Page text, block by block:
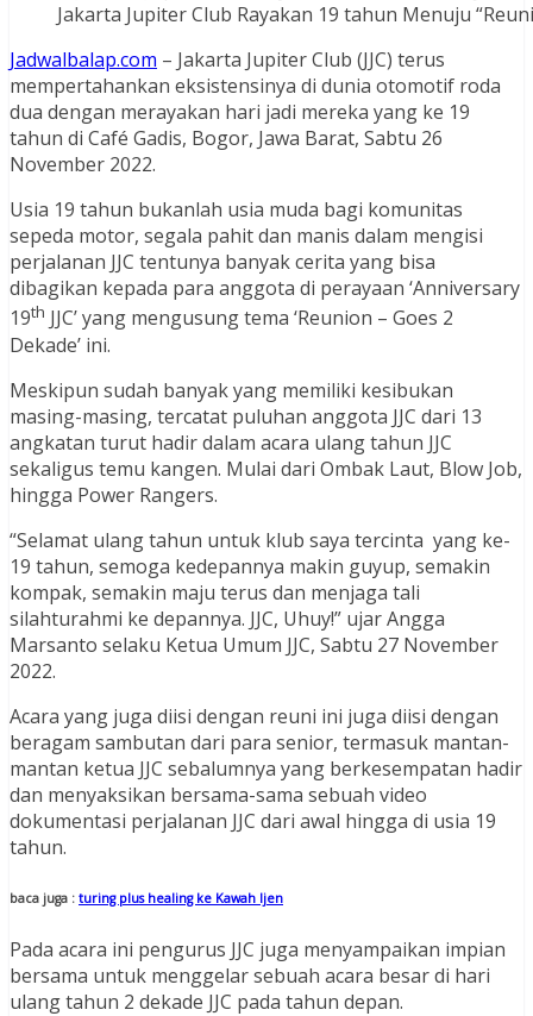
Jakarta Jupiter Club Rayakan 19 tahun Menuju
Jadwalbalap.com – Jakarta Jupiter Club (JJC) terus
mempertahankan eksistensinya di dunia otomotif roda
dua dengan merayakan hari jadi mereka yang ke 19
tahun di Café Gadis, Bogor, Jawa Barat, Sabtu 26
November 2022.
Usia 19 tahun bukanlah usia muda bagi komunitas
sepeda motor, segala pahit dan manis dalam mengisi
perjalanan JJC tentunya banyak cerita yang bisa
dibagikan kepada para anggota di perayaan ‘Anniversary
19th JJC’ yang mengusung tema ‘Reunion – Goes 2
Dekade’ ini.
Meskipun sudah banyak yang memiliki kesibukan
masing-masing, tercatat puluhan anggota JJC dari 13
angkatan turut hadir dalam acara ulang tahun JJC
sekaligus temu kangen. Mulai dari Ombak Laut, Blow Job,
hingga Power Rangers.
“Selamat ulang tahun untuk klub saya tercinta yang ke-
19 tahun, semoga kedepannya makin guyup, semakin
kompak, semakin maju terus dan menjaga tali
silahturahmi ke depannya. JJC, Uhuy!” ujar Angga
Marsanto selaku Ketua Umum JJC, Sabtu 27 November
2022.
Acara yang juga diisi dengan reuni ini juga diisi dengan
beragam sambutan dari para senior, termasuk mantan-
mantan ketua JJC sebalumnya yang berkesempatan hadir
dan menyaksikan bersama-sama sebuah video
dokumentasi perjalanan JJC dari awal hingga di usia 19
tahun.
baca juga : turing plus healing ke Kawah Ijen
Pada acara ini pengurus JJC juga menyampaikan impian
bersama untuk menggelar sebuah acara besar di hari
ulang tahun 2 dekade JJC pada tahun depan.